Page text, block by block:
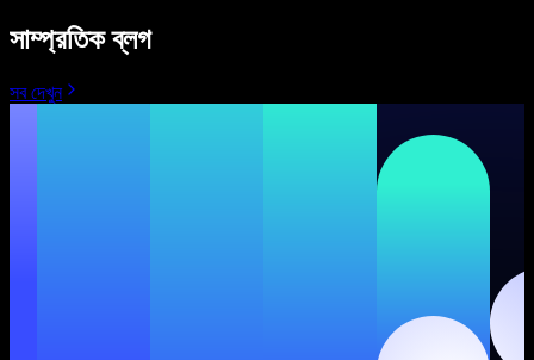
সাম্প্রতিক ব্লগ
সব দেখুন